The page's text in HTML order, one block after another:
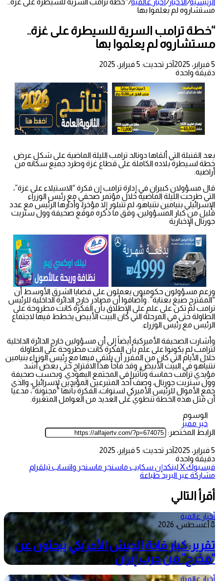
الرئيسية/الأخبار/أخبار عالمية/“خطة ترامب السرية للسيطرة على غزة..
مستشاروه لم يعلموا بها
“خطة ترامب السرية للسيطرة على غزة..
مستشاروه لم يعلموا بها
5 فبراير، 2025
آخر تحديث: 5 فبراير، 2025
دقيقة واحدة
بعد القنبلة التي ألقاها دونالد ترامب الليلة الماضية على شكل عرض
خطة لسيطرة بلاده الكاملة على قطاع غزة وطرد جميع سكانه من
أراضيه.
قال مسؤولان كبيران في إدارة ترامب إن فكرة “الاستيلاء على غزة”،
التي طرحت الليلة الماضية خلال مؤتمر صحفي مع رئيس الوزراء
الإسرائيلي بنيامين نتنياهو، لم تتبلور إلا مؤخرا، وأدارها الرئيس مع عدد
قليل من كبار المسؤولين، وفق ما ذكره موقع صحيفة وول ستريت
جورنال الإخبارية
وزعم مسؤولون حكوميون يعملون على قضايا الشرق الأوسط أن
“المقترح صيغ بعناية”. وأضافوا أن مصادر خارج الدائرة الداخلية للرئيس
ترامب لم تكن على علم على الإطلاق بأن الفكرة كانت مطروحة على
الطاولة حتى في المرحلة التي كان البيت الأبيض يخطط فيها لاجتماع
الرئيس مع رئيس الوزراء.
وأشارت الصحيفة الأميركية أيضاً إلى أن مسؤولين خارج الدائرة الداخلية
لترامب لم يكونوا على علم بأن الفكرة كانت مطروحة على الطاولة
خلال الأيام التي كان من المقرر أن يلتقي فيها مع رئيس الوزراء بنيامين
نتنياهو في البيت الأبيض. وقد فاجأ هذا الاقتراح حتى بعض أشد
مؤيدي ترامب حماسة وتأثيرا في المجتمع اليهودي. وبحسب صحيفة
وول ستريت جورنال، وصف أحد المتبرعين المؤيدين لإسرائيل، والذي
جمع الأموال للرئيس الأميركي لسنوات، الفكرة بأنها “مجنونة”، مدعيا
أن مثل هذه الخطة تنطوي على العديد من العوامل المتغيرة.
الوسوم
خبر مميز
الرابط المختصر:
5 فبراير، 2025
آخر تحديث: 5 فبراير، 2025
دقيقة واحدة
فيسبوك‫Xلينكدإن سكايب ماسنجر ماسنجر واتساب تيلقرام
مشاركة عبر البريد طباعة
أقرأ التالي
أخبار عالمية
8 أغسطس، 2026
تقرير: كبار قادة الجيش الأمريكي يبحثون عن
“مخرج” من حرب إيران
أخبار عالمية